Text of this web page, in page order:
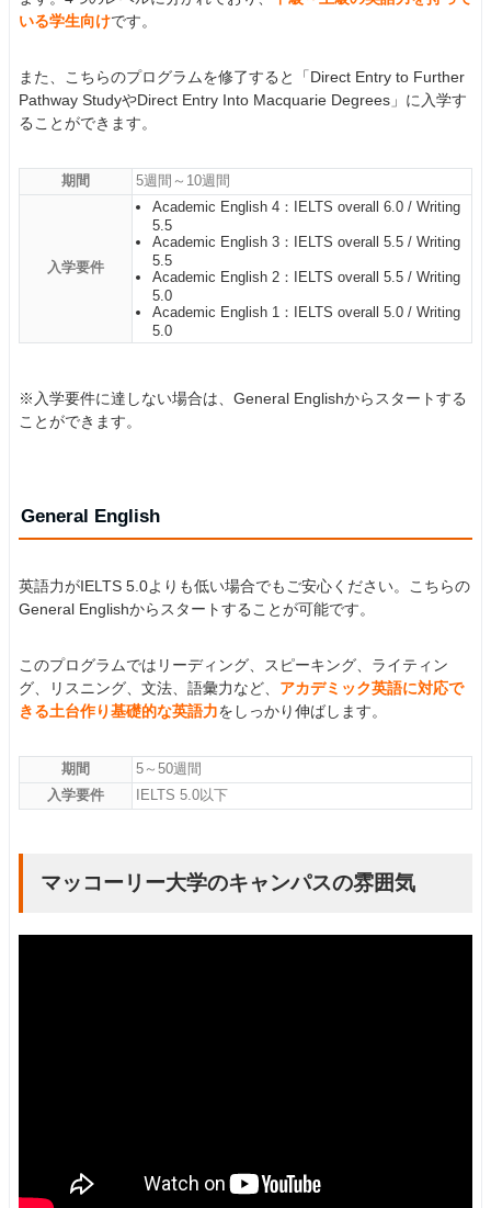
いる学生向けです。
また、こちらのプログラムを修了すると「Direct Entry to Further
Pathway StudyやDirect Entry Into Macquarie Degrees」に入学す
ることができます。
期間 5週間～10週間
入学要件
Academic English 4：IELTS overall 6.0 / Writing
5.5
Academic English 3：IELTS overall 5.5 / Writing
5.5
Academic English 2：IELTS overall 5.5 / Writing
5.0
Academic English 1：IELTS overall 5.0 / Writing
5.0
※入学要件に達しない場合は、General Englishからスタートする
ことができます。
General English
英語力がIELTS 5.0よりも低い場合でもご安心ください。こちらの
General Englishからスタートすることが可能です。
このプログラムではリーディング、スピーキング、ライティン
グ、リスニング、文法、語彙力など、 アカデミック英語に対応で
きる土台作り基礎的な英語力をしっかり伸ばします。
期間
5～50週間
入学要件
IELTS 5.0以下
マッコーリー大学のキャンパスの雰囲気